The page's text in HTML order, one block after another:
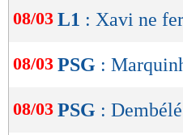
08/03 L1 : Xavi ne
08/03 PSG :
08/03 PSG :